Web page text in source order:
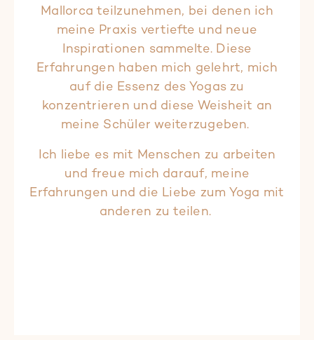
Mallorca teilzunehmen, bei denen ich
meine Praxis vertiefte und neue
Inspirationen sammelte. Diese
Erfahrungen haben mich gelehrt, mich
auf die Essenz des Yogas zu
konzentrieren und diese Weisheit an
meine Schüler weiterzugeben.
Ich liebe es mit Menschen zu arbeiten
und freue mich darauf, meine
Erfahrungen und die Liebe zum Yoga mit
anderen zu teilen.